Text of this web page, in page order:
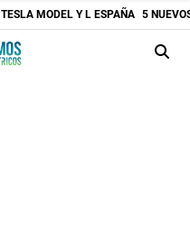
TESLA MODEL Y L ESPAÑA 5